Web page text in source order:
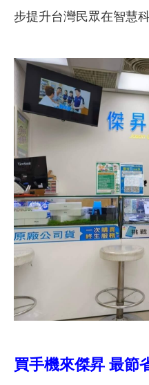
步提升台灣民眾在智慧
買手機來傑昇 最節